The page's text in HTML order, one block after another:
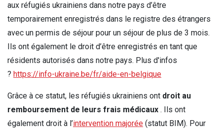
aux réfugiés ukrainiens dans notre pays d’être
temporairement enregistrés dans le registre des étrangers
avec un permis de séjour pour un séjour de plus de 3 mois.
Ils ont également le droit d’être enregistrés en tant que
résidents autorisés dans notre pays. Plus d'infos
? https://info-ukraine.be/fr/aide-en-belgique
Grâce à ce statut, les réfugiés ukrainiens ont droit au
remboursement de leurs frais médicaux . Ils ont
également droit à l’intervention majorée (statut BIM). Pour